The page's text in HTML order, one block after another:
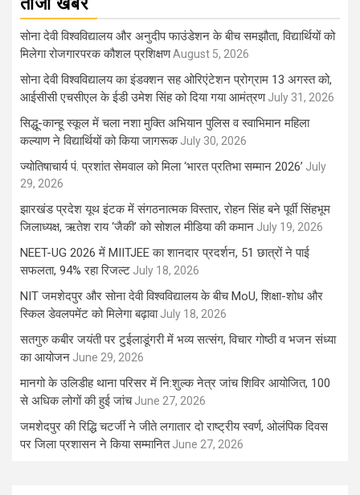
सोना देवी विश्वविद्यालय और अनुदीप फाउंडेशन के बीच समझौता, विद्यार्थियों को
मिलेगा रोजगारपरक कौशल प्रशिक्षणAugust 5, 2026
सोना देवी विश्वविद्यालय का इंडक्शन सह ओरिएंटेशन प्रोग्राम 13 अगस्त को,
आईसीसी एचसीएल के ईडी उमेश सिंह को दिया गया आमंत्रण July 31, 2026
सिद्धू-कान्हू स्कूल में चला नशा मुक्ति अभियान पुलिस व स्वाभिमान महिला
कल्याण ने विद्यार्थियों को किया जागरूक July 30, 2026
ज्योतिषाचार्य पं. प्रशांत सेमवाल को मिला ‘भारत प्रतिभा सम्मान 2026’ July
29, 2026
झारखंड प्रदेश यूथ इंटक में संगठनात्मक विस्तार, रोहन सिंह बने पूर्वी सिंहभूम
जिलाध्यक्ष, ऋतेश राय ‘जैकी’ को सोशल मीडिया की कमान July 19, 2026
NEET-UG 2026 में MIITJEE का शानदार प्रदर्शन, 51 छात्रों ने पाई
सफलता, 94% रहा रिजल्ट July 18, 2026
NIT जमशेदपुर और सोना देवी विश्वविद्यालय के बीच MoU, शिक्षा-शोध और
स्किल डेवलपमेंट को मिलेगा बढ़ावा July 18, 2026
सतगुरु कबीर जयंती पर टुईलाडूंगरी में भव्य सत्संग, विचार गोष्ठी व भजन संध्या
का आयोजन June 29, 2026
मानगो के उलिडीह थाना परिसर में नि:शुल्क नेत्र जांच शिविर आयोजित, 100
से अधिक लोगों की हुई जांच June 27, 2026
जमशेदपुर की रिद्धि चटर्जी ने जीते लगातार दो राष्ट्रीय स्वर्ण, ओलंपिक दिवस
पर जिला प्रशासन ने किया सम्मानित June 27, 2026